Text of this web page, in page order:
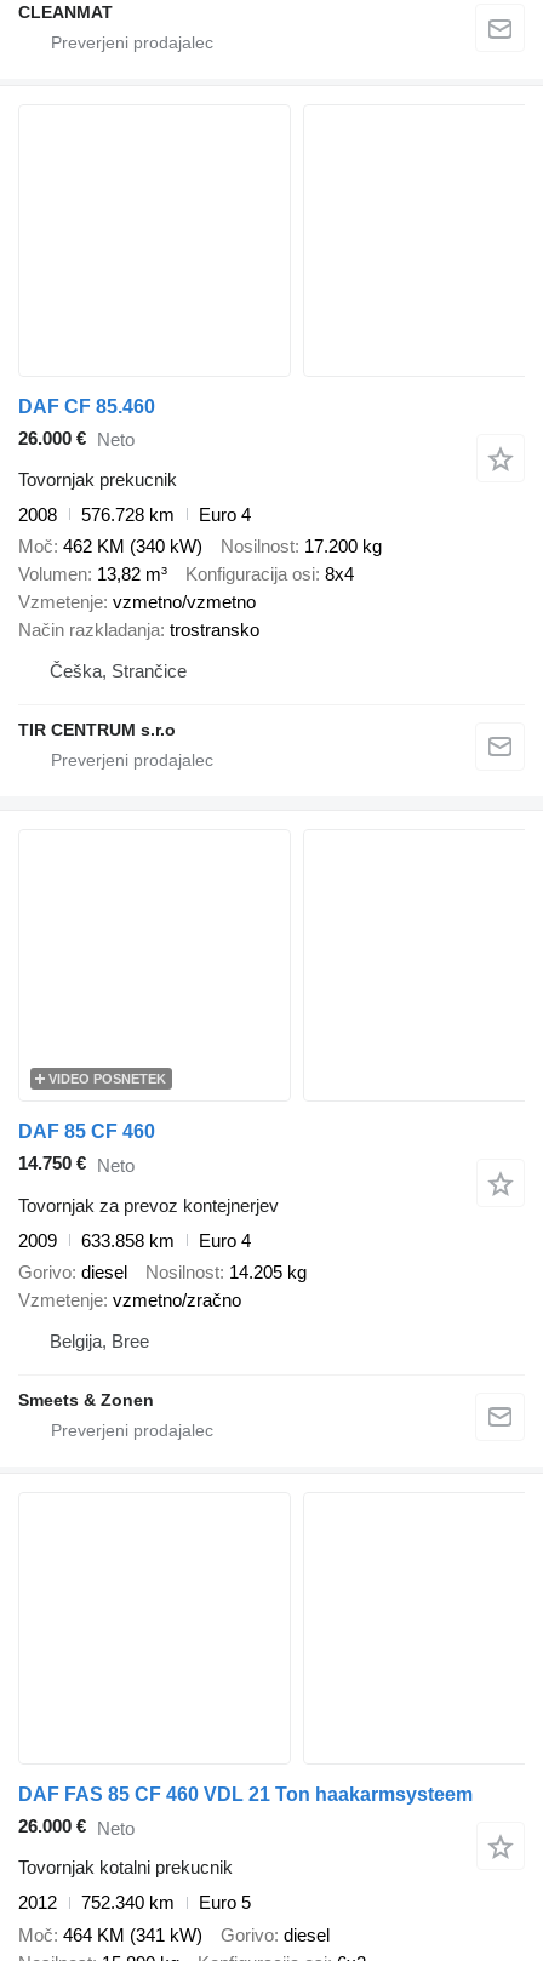
CLEANMAT
DAF CF 85.460
26.000 € Neto
Tovornjak prekucnik
2008
576.728 km
Euro 4
Moč 462 KM (340 kW) Nosilnost 17.200 kg
Volumen 13,82 m³ Konfiguracija osi 8x4
Vzmetenje vzmetno/vzmetno
Način razkladanja trostransko
Češka, Strančice
TIR CENTRUM s.r.o
VIDEO POSNETEK
DAF 85 CF 460
14.750 € Neto
Tovornjak za prevoz kontejnerjev
2009
633.858 km
Euro 4
Gorivo diesel Nosilnost 14.205 kg
Vzmetenje vzmetno/zračno
Belgija, Bree
Smeets & Zonen
DAF FAS 85 CF 460 VDL 21 Ton haakarmsysteem
26.000 € Neto
Tovornjak kotalni prekucnik
2012
752.340 km
Euro 5
Moč 464 KM (341 kW) Gorivo diesel